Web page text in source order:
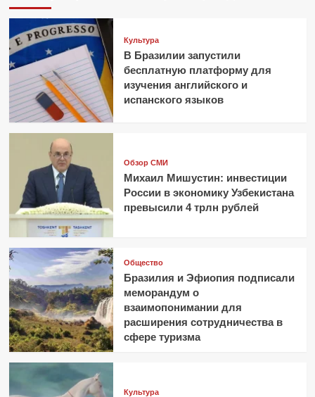
Культура
В Бразилии запустили
бесплатную платформу для
изучения английского и
испанского языков
Обзор СМИ
Михаил Мишустин: инвестиции
России в экономику Узбекистана
превысили 4 трлн рублей
Общество
Бразилия и Эфиопия подписали
меморандум о
взаимопонимании для
расширения сотрудничества в
сфере туризма
Культура